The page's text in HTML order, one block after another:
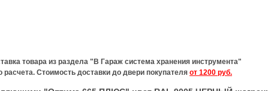
товара из раздела "В Гараж система хранения инструмента"
расчета. Стоимость доставки до двери покупателя от 1200 руб.